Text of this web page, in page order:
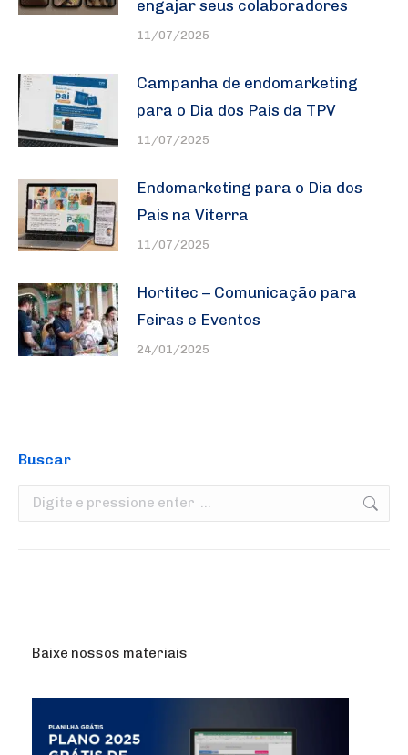
engajar seus colaboradores
11/07/2025
Campanha de endomarketing
para o Dia dos Pais da TPV
11/07/2025
Endomarketing para o Dia dos
Pais na Viterra
11/07/2025
Hortitec – Comunicação para
Feiras e Eventos
24/01/2025
Buscar
Search:
Baixe nossos materiais